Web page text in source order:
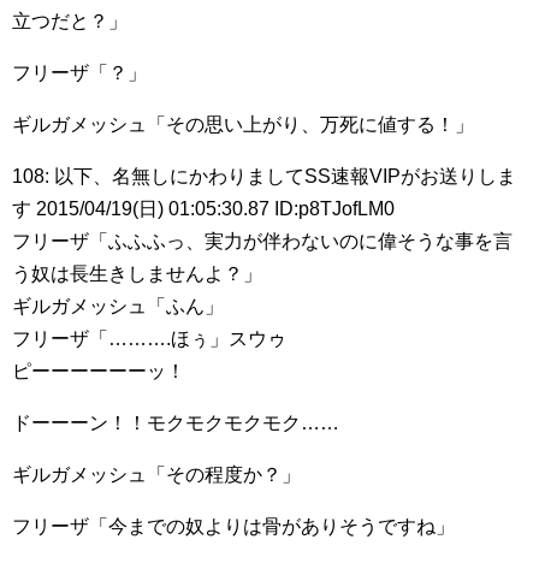
立つだと？」
フリーザ「？」
ギルガメッシュ「その思い上がり、万死に値する！」
108: 以下、名無しにかわりましてSS速報VIPがお送りしま
す 2015/04/19(日) 01:05:30.87 ID:p8TJofLM0
フリーザ「ふふふっ、実力が伴わないのに偉そうな事を言
う奴は長生きしませんよ？」
ギルガメッシュ「ふん」
フリーザ「……….ほぅ」スウゥ
ピーーーーーーッ！
ドーーーン！！モクモクモクモク……
ギルガメッシュ「その程度か？」
フリーザ「今までの奴よりは骨がありそうですね」